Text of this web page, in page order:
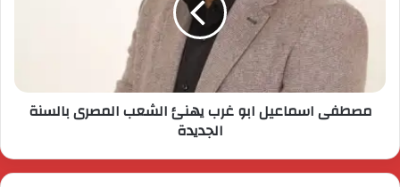
مصطفى اسماعيل ابو غرب يهنئ الشعب المصرى بالسنة
الجديدة